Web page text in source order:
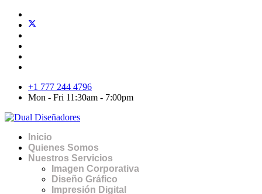
+1 777 244 4796
Mon - Fri 11:30am - 7:00pm
Inicio
Quienes Somos
Nuestros Servicios
Imagen Corporativa
Diseño Gráfico
Impresión Digital